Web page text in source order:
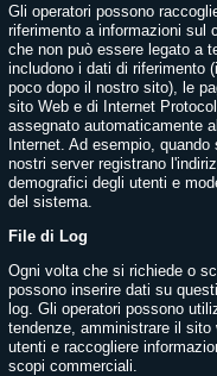
Gli operatori possono
riferimento a informazioni sul
che non può essere legato a
includono i dati di riferimento
poco dopo il nostro sito), le
sito Web e di Internet
assegnato automaticamente
Internet. Ad esempio,
nostri server registrano
demografici degli utenti e
del sistema.
File di Log
Ogni volta che si richiede o
possono inserire dati su
log. Gli operatori possono
tendenze, amministrare il
utenti e raccogliere
scopi commerciali.